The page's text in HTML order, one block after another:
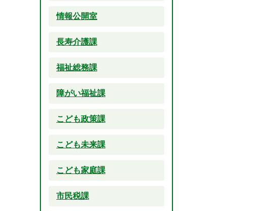
情報公開室
長寿介護課
福祉総務課
障がい福祉課
こども政策課
こども未来課
こども家庭課
市民税課